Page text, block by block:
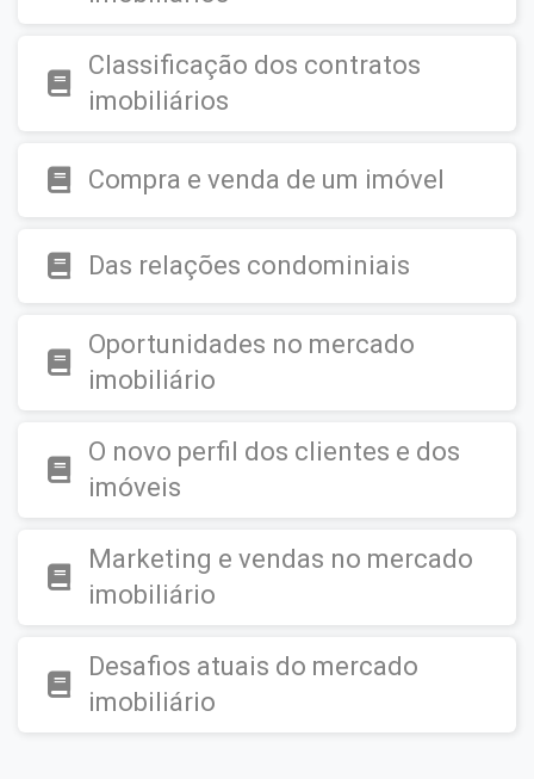
Classificação dos contratos
imobiliários
Compra e venda de um imóvel
Das relações condominiais
Oportunidades no mercado
imobiliário
O novo perfil dos clientes e dos
imóveis
Marketing e vendas no mercado
imobiliário
Desafios atuais do mercado
imobiliário